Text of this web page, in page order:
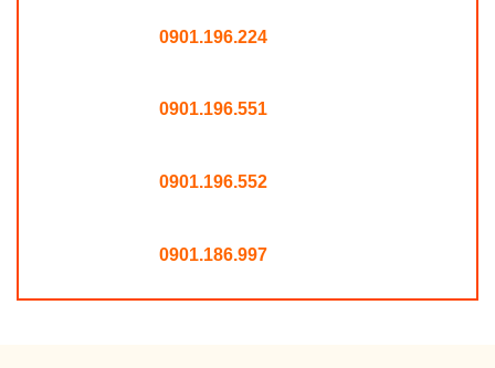
0901.196.224
0901.196.551
0901.196.552
0901.186.997